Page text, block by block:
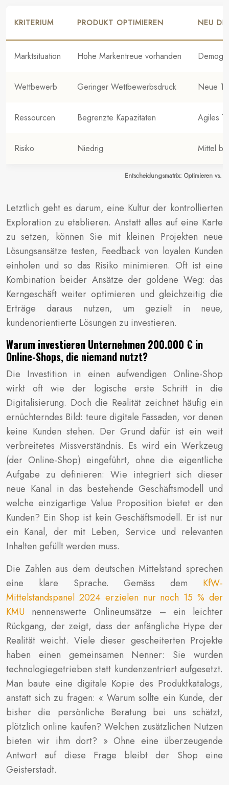
Entscheidungsmatrix: Optimieren vs.
KRITERIUM PRODUKT OPTIMIEREN NEU
Marktsituation Hohe Markentreue vorhanden
Wettbewerb Geringer Wettbewerbsdruck Neue
Ressourcen Begrenzte Kapazitäten Agiles
Risiko Niedrig Mittel
Letztlich geht es darum, eine Kultur der kontrollierten
Exploration zu etablieren. Anstatt alles auf eine Karte
zu setzen, können Sie mit kleinen Projekten neue
Lösungsansätze testen, Feedback von loyalen Kunden
einholen und so das Risiko minimieren. Oft ist eine
Kombination beider Ansätze der goldene Weg: das
Kerngeschäft weiter optimieren und gleichzeitig die
Erträge daraus nutzen, um gezielt in neue,
kundenorientierte Lösungen zu investieren.
Warum investieren Unternehmen 200.000 € in
Online-Shops, die niemand nutzt?
Die Investition in einen aufwendigen Online-Shop
wirkt oft wie der logische erste Schritt in die
Digitalisierung. Doch die Realität zeichnet häufig ein
ernüchterndes Bild: teure digitale Fassaden, vor denen
keine Kunden stehen. Der Grund dafür ist ein weit
verbreitetes Missverständnis. Es wird ein Werkzeug
(der Online-Shop) eingeführt, ohne die eigentliche
Aufgabe zu definieren: Wie integriert sich dieser
neue Kanal in das bestehende Geschäftsmodell und
welche einzigartige Value Proposition bietet er den
Kunden? Ein Shop ist kein Geschäftsmodell. Er ist nur
ein Kanal, der mit Leben, Service und relevanten
Inhalten gefüllt werden muss.
Die Zahlen aus dem deutschen Mittelstand sprechen
eine klare Sprache. Gemäss dem KfW-
Mittelstandspanel 2024 erzielen nur noch 15 % der
KMU nennenswerte Onlineumsätze – ein leichter
Rückgang, der zeigt, dass der anfängliche Hype der
Realität weicht. Viele dieser gescheiterten Projekte
haben einen gemeinsamen Nenner: Sie wurden
technologiegetrieben statt kundenzentriert aufgesetzt.
Man baute eine digitale Kopie des Produktkatalogs,
anstatt sich zu fragen: « Warum sollte ein Kunde, der
bisher die persönliche Beratung bei uns schätzt,
plötzlich online kaufen? Welchen zusätzlichen Nutzen
bieten wir ihm dort? » Ohne eine überzeugende
Antwort auf diese Frage bleibt der Shop eine
Geisterstadt.